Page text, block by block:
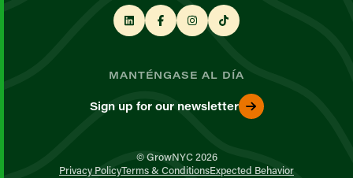
MANTÉNGASE AL DÍA
Sign up for our newsletter
© GrowNYC 2026
Privacy PolicyTerms & ConditionsExpected Behavior